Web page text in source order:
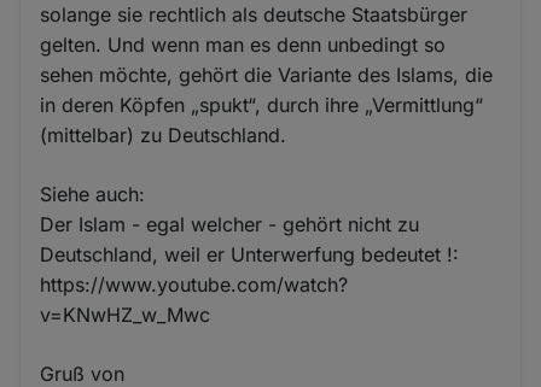
solange sie rechtlich als deutsche Staatsbürger
gelten. Und wenn man es denn unbedingt so
sehen möchte, gehört die Variante des Islams, die
in deren Köpfen „spukt“, durch ihre „Vermittlung“
(mittelbar) zu Deutschland.
Siehe auch:
Der Islam - egal welcher - gehört nicht zu
Deutschland, weil er Unterwerfung bedeutet !:
https://www.youtube.com/watch?
v=KNwHZ_w_Mwc
Gruß von